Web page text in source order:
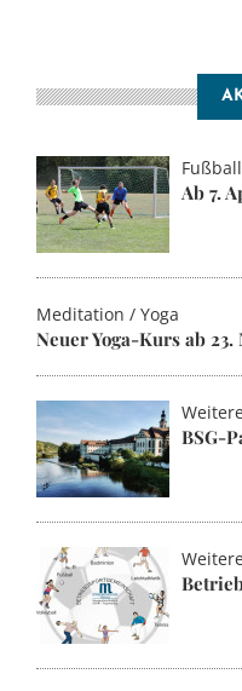
Fußball
Ab 7.
Meditation / Yoga
Neuer Yoga-Kurs ab 23.
BSG-